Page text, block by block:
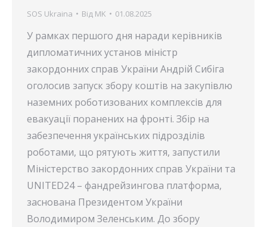
SOS Ukraina Від MK 01.08.2025
У рамках першого дня наради керівників
дипломатичних установ міністр
закордонних справ України Андрій Сибіга
оголосив запуск збору коштів на закупівлю
наземних роботизованих комплексів для
евакуації поранених на фронті. Збір на
забезпечення українських підрозділів
роботами, що рятують життя, запустили
Міністерство закордонних справ України та
UNITED24 – фандрейзингова платформа,
заснована Президентом України
Володимиром Зеленським. До збору